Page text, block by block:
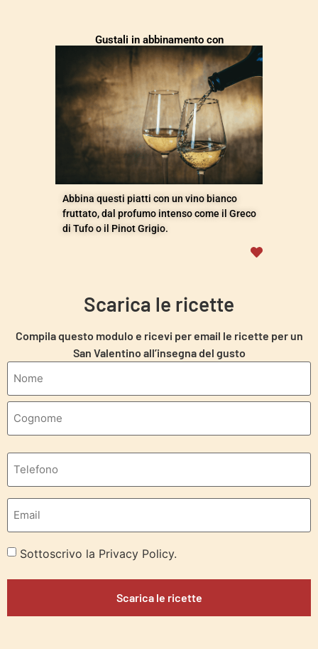
Gustali in abbinamento con
Abbina questi piatti con un vino bianco
fruttato, dal profumo intenso come il Greco
di Tufo o il Pinot Grigio.
Scarica le ricette
Compila questo modulo e ricevi per email le ricette per un
San Valentino all’insegna del gusto
Sottoscrivo la Privacy Policy.